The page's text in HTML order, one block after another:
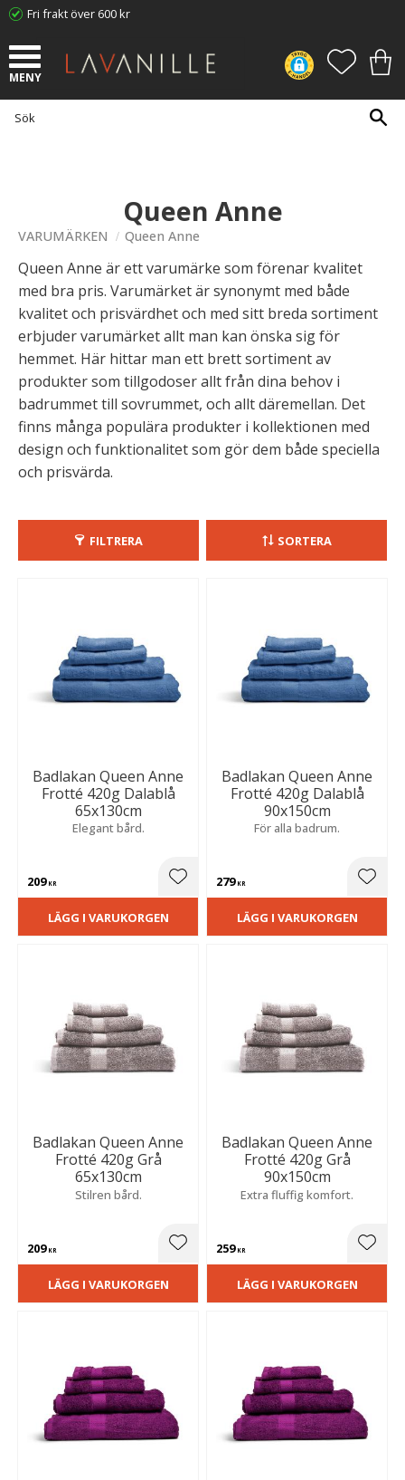
Fri frakt över 600 kr
Queen Anne
VARUMÄRKEN Queen Anne
Queen Anne är ett varumärke som förenar kvalitet
med bra pris. Varumärket är synonymt med både
kvalitet och prisvärdhet och med sitt breda sortiment
erbjuder varumärket allt man kan önska sig för
hemmet. Här hittar man ett brett sortiment av
produkter som tillgodoser allt från dina behov i
badrummet till sovrummet, och allt däremellan. Det
finns många populära produkter i kollektionen med
design och funktionalitet som gör dem både speciella
och prisvärda.
FILTRERA SORTERA
Badlakan Queen Anne
Frotté 420g Dalablå
65x130cm
Elegant bård.
209KR Lägg till i favoriter
LÄGG I VARUKORGEN
Badlakan Queen Anne
Frotté 420g Dalablå
90x150cm
För alla badrum.
279KR
LÄGG I VARUKORGEN
Badlakan Queen Anne
Frotté 420g Grå
65x130cm
Stilren bård.
209KR Lägg till i favoriter
LÄGG I VARUKORGEN
Badlakan Queen Anne
Frotté 420g Grå
90x150cm
Extra fluffig komfort.
259KR
LÄGG I VARUKORGEN